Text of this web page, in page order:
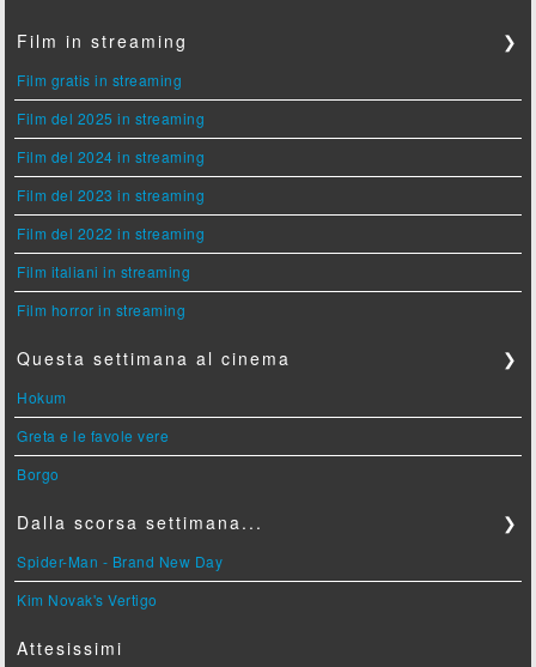
Film in streaming ❯
Film gratis in streaming
Film del 2025 in streaming
Film del 2024 in streaming
Film del 2023 in streaming
Film del 2022 in streaming
Film italiani in streaming
Film horror in streaming
Questa settimana al cinema ❯
Hokum
Greta e le favole vere
Borgo
Dalla scorsa settimana... ❯
Spider-Man - Brand New Day
Kim Novak's Vertigo
Attesissimi